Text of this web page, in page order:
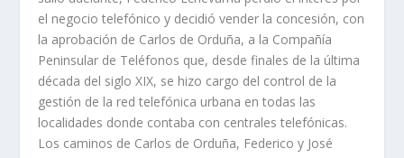
el negocio telefónico y decidió vender la concesión, con
la aprobación de Carlos de Orduña, a la Compañía
Peninsular de Teléfonos que, desde finales de la última
década del siglo XIX, se hizo cargo del control de la
gestión de la red telefónica urbana en todas las
localidades donde contaba con centrales telefónicas.
Los caminos de Carlos de Orduña, Federico y José